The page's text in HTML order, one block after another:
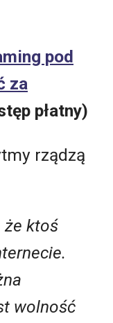
pod
za
płatny)
rządzą
że ktoś
wolność